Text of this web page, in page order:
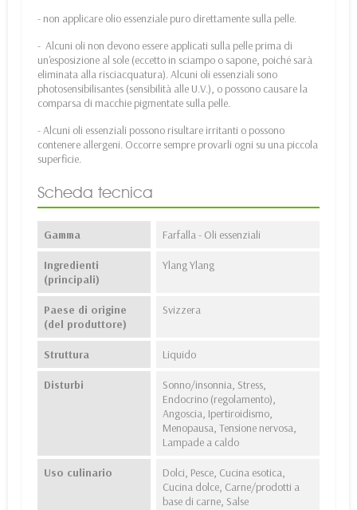
- non applicare olio essenziale puro direttamente sulla pelle.
- Alcuni oli non devono essere applicati sulla pelle prima di
un'esposizione al sole (eccetto in sciampo o sapone, poiché sarà
eliminata alla risciacquatura). Alcuni oli essenziali sono
photosensibilisantes (sensibilità alle U.V.), o possono causare la
comparsa di macchie pigmentate sulla pelle.
- Alcuni oli essenziali possono risultare irritanti o possono
contenere allergeni. Occorre sempre provarli ogni su una piccola
superficie.
Scheda tecnica
Gamma Farfalla - Oli essenziali
Ingredienti
(principali)
Ylang Ylang
Paese di origine
(del produttore)
Svizzera
Struttura Liquido
Disturbi
Sonno/insonnia, Stress,
Endocrino (regolamento),
Angoscia, Ipertiroidismo,
Menopausa, Tensione nervosa,
Lampade a caldo
Uso culinario
Dolci, Pesce, Cucina esotica,
Cucina dolce, Carne/prodotti a
base di carne, Salse